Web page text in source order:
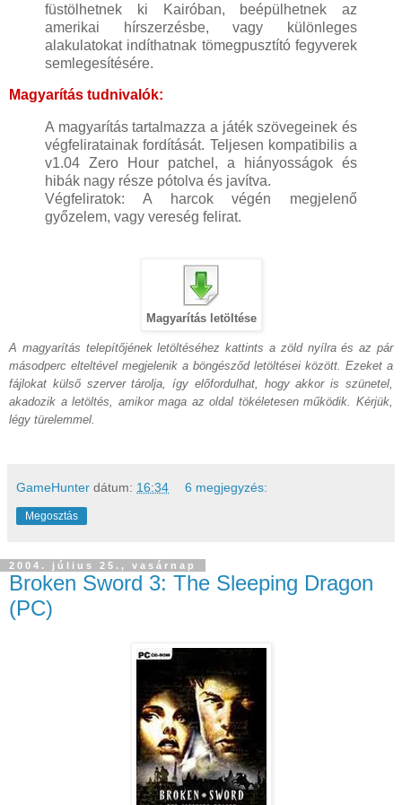
füstölhetnek ki Kairóban, beépülhetnek az
amerikai hírszerzésbe, vagy különleges
alakulatokat indíthatnak tömegpusztító fegyverek
semlegesítésére.
Magyarítás tudnivalók:
A magyarítás tartalmazza a játék szövegeinek és
végfeliratainak fordítását. Teljesen kompatibilis a
v1.04 Zero Hour patchel, a hiányosságok és
hibák nagy része pótolva és javítva.
Végfeliratok: A harcok végén megjelenő
győzelem, vagy vereség felirat.
Magyarítás letöltése
A magyarítás telepítőjének letöltéséhez kattints a zöld nyílra és az pár
másodperc elteltével megjelenik a böngésződ letöltései között. Ezeket a
fájlokat külső szerver tárolja, így előfordulhat, hogy akkor is szünetel,
akadozik a letöltés, amikor maga az oldal tökéletesen működik. Kérjük,
légy türelemmel.
GameHunter dátum: 16:34 6 megjegyzés:
Megosztás
2004. július 25., vasárnap
Broken Sword 3: The Sleeping Dragon
(PC)